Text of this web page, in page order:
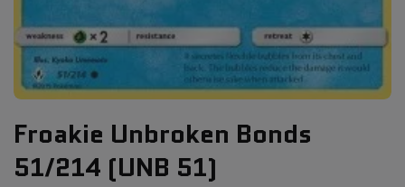
Froakie Unbroken Bonds
51/214 (UNB 51)